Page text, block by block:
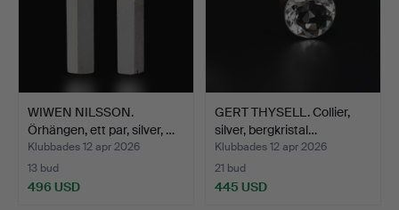
WIWEN NILSSON.
Örhängen, ett par, silver, …
Klubbades 12 apr 2026
13 bud
496 USD
GERT THYSELL. Collier,
silver, bergkristal…
Klubbades 12 apr 2026
21 bud
445 USD